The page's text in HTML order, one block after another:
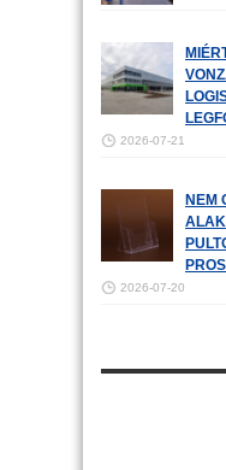
2026-07-21
NEM
2026-07-20